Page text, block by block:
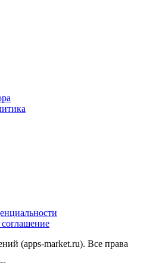
соглашение
(apps-market.ru). Все права